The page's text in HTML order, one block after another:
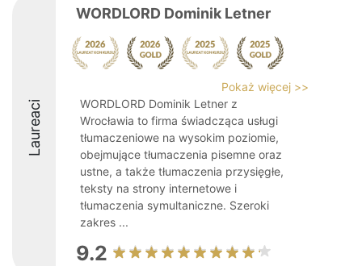
Laureaci
WORDLORD Dominik Letner
Pokaż więcej >>
WORDLORD Dominik Letner z
Wrocławia to firma świadcząca usługi
tłumaczeniowe na wysokim poziomie,
obejmujące tłumaczenia pisemne oraz
ustne, a także tłumaczenia przysięgłe,
teksty na strony internetowe i
tłumaczenia symultaniczne. Szeroki
zakres ...
9.2